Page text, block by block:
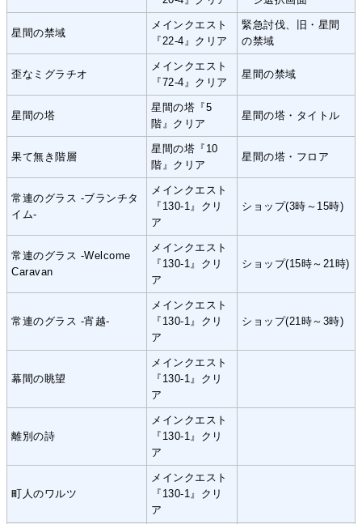
星間の禁域
メインクエスト
『22-4』クリア
緊急討伐、旧・星間
の禁域
歪なミグラチオ
メインクエスト
『72-4』クリア
星間の禁域
星間の塔
星間の塔『5
階』クリア
星間の塔・タイトル
果て無き階層
星間の塔『10
階』クリア
星間の塔・フロア
常連のグラス -ブランチタ
イム-
メインクエスト
『130-1』クリ
ア
ショップ(3時～15時)
常連のグラス -Welcome
Caravan
メインクエスト
『130-1』クリ
ア
ショップ(15時～21時)
常連のグラス -宵越-
メインクエスト
『130-1』クリ
ア
ショップ(21時～3時)
幕間の眺望
メインクエスト
『130-1』クリ
ア
離別の詩
メインクエスト
『130-1』クリ
ア
町人のワルツ
メインクエスト
『130-1』クリ
ア